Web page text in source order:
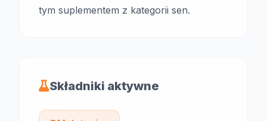
tym suplementem z kategorii sen.
Składniki aktywne